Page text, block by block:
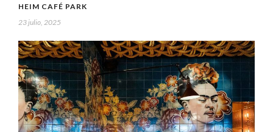
HEIM CAFÉ PARK
23 julio, 2025